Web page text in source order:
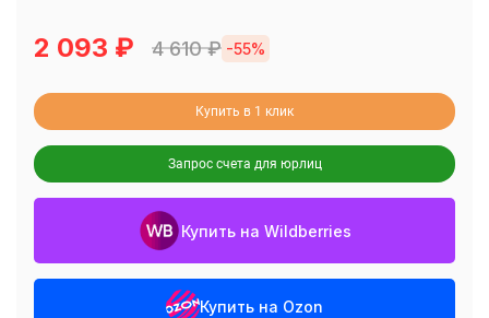
2 093 ₽ 4 610₽ -55%
Купить в 1 клик
Запрос счета для юрлиц
Купить на Wildberries
Купить на Ozon